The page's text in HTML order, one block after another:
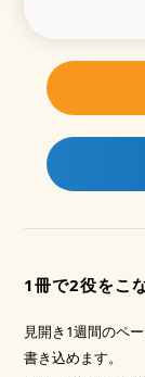
1冊で2役をこ
見開き1週間のペ
書き込めます。